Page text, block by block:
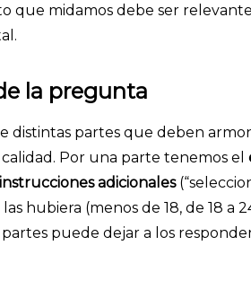
que midamos debe ser
la pregunta
distintas partes que deben
Por una parte tenemos el
instrucciones adicionales
hubiera (menos de 18, de 18 a
puede dejar a los